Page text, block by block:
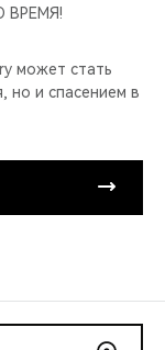
ВРЕМЯ!
может стать
но и спасением в